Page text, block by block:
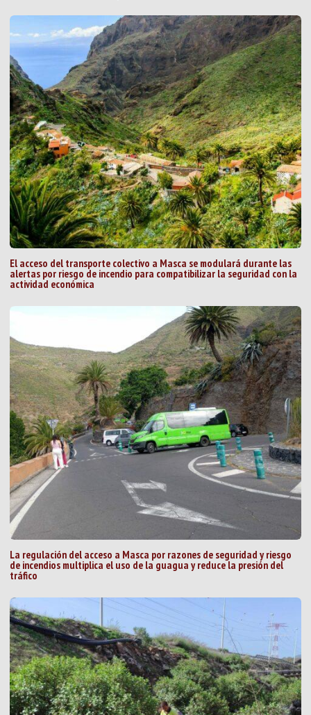
El acceso del transporte colectivo a Masca se modulará durante las
alertas por riesgo de incendio para compatibilizar la seguridad con la
actividad económica
La regulación del acceso a Masca por razones de seguridad y riesgo
de incendios multiplica el uso de la guagua y reduce la presión del
tráfico